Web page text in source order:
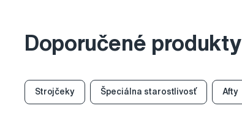
Doporučené produkty
Strojčeky Špeciálna starostlivosť Afty